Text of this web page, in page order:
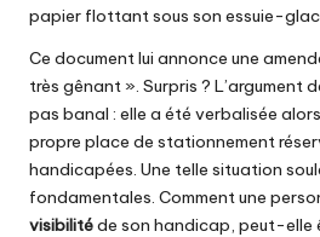
papier flottant sous son essuie-
Ce document lui annonce une
très gênant ». Surpris ? L’argument
pas banal : elle a été verbalisée
propre place de stationnement
handicapées. Une telle situation
fondamentales. Comment une
visibilitéde son handicap, peut-elle